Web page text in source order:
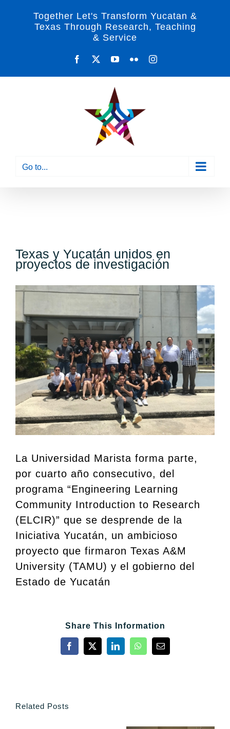
Together Let's Transform Yucatan &
Texas Through Research, Teaching
& Service
Facebook YouTube
FlickrInstagram
Go to...
Texas y Yucatán unidos en
proyectos de investigación
View
Image
La Universidad Marista forma parte,
por cuarto año consecutivo, del
programa “Engineering Learning
Community Introduction to Research
(ELCIR)” que se desprende de la
Iniciativa Yucatán, un ambicioso
proyecto que firmaron Texas A&M
University (TAMU) y el gobierno del
Estado de Yucatán
Share This Information
Facebook
X LinkedInWhatsApp
Email
Related Posts